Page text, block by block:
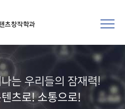
츠창작학과
는 우리들의 잠재력!​
츠로! 소통으로!